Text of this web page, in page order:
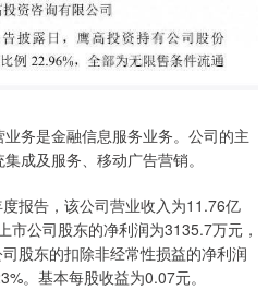
务是金融信息服务业务。公司的主
成及服务、移动广告营销。
报告，该公司营业收入为11.76亿
市公司股东的净利润为3135.7万元，
股东的扣除非经常性损益的净利润
。基本每股收益为0.07元。